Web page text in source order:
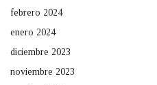
febrero 2024
enero 2024
diciembre 2023
noviembre 2023